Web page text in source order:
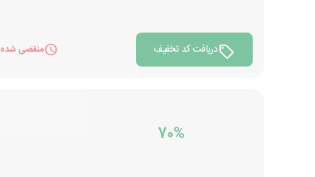
دریافت کد تخفیف منقضی شده
70%